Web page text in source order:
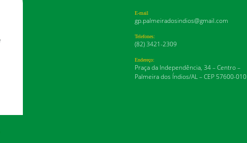
E-mail
gp.palmeiradosindios@gmail.com
Telefones:
(82) 3421-2309
Endereço:
Praça da Independência, 34 – Centro –
Palmeira dos Índios/AL – CEP 57600-010